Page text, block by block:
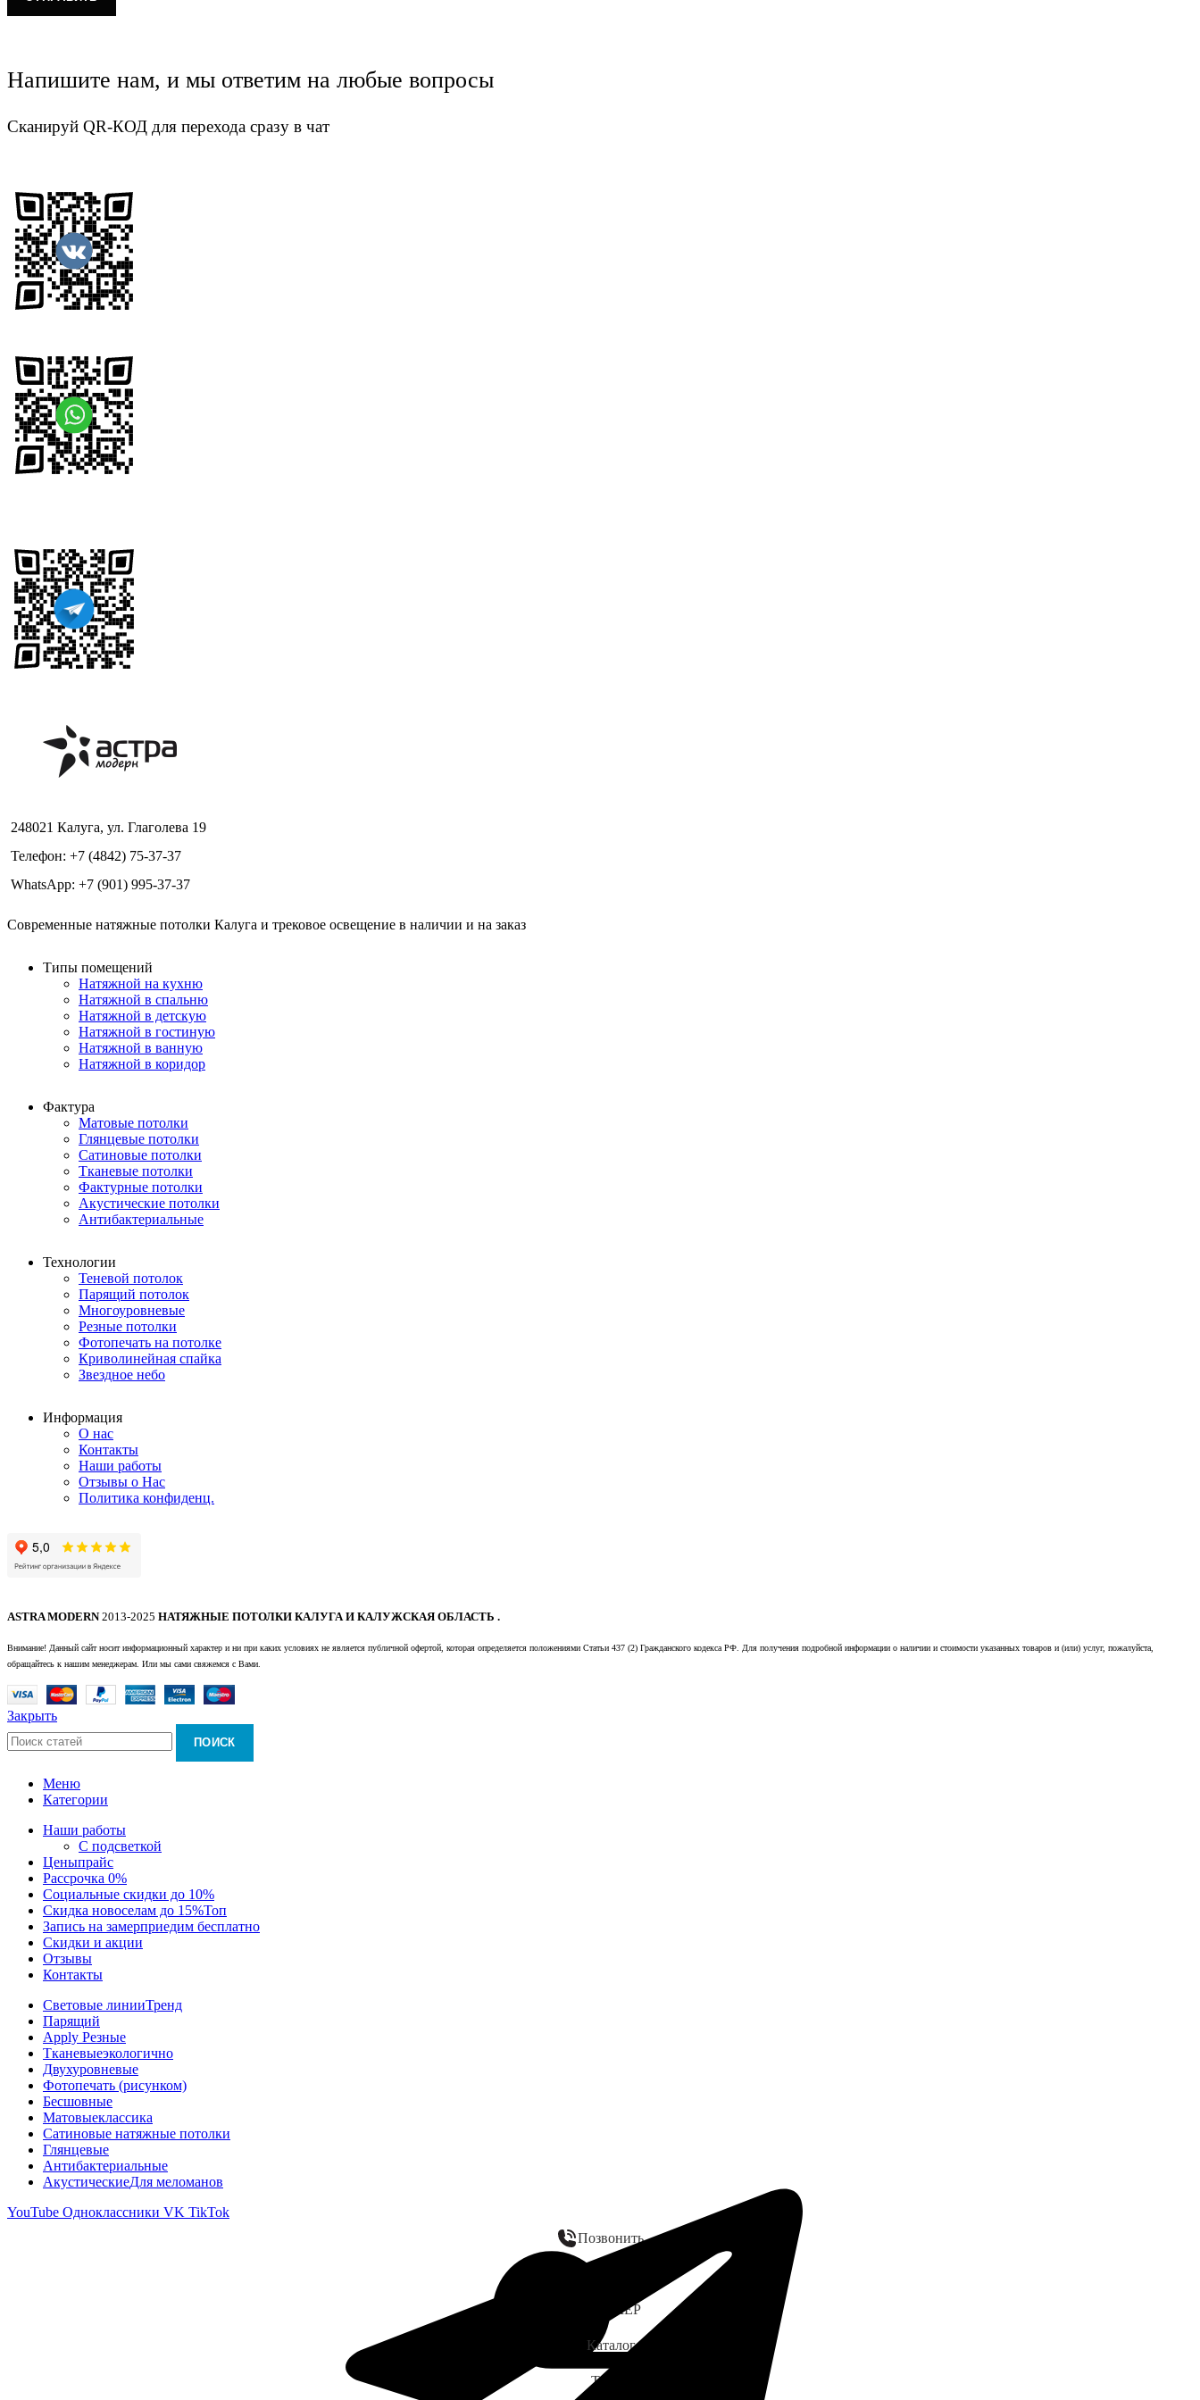
Напишите нам, и мы ответим на любые вопросы
Сканируй QR-КОД для перехода сразу в чат
248021 Калуга, ул. Глаголева 19
Телефон: +7 (4842) 75-37-37
WhatsApp: +7 (901) 995-37-37
Современные натяжные потолки Калуга и трековое освещение в наличии и на заказ
Типы помещений
Натяжной на кухню
Натяжной в спальню
Натяжной в детскую
Натяжной в гостиную
Натяжной в ванную
Натяжной в коридор
Фактура
Матовые потолки
Глянцевые потолки
Сатиновые потолки
Тканевые потолки
Фактурные потолки
Акустические потолки
Антибактериальные
Технологии
Теневой потолок
Парящий потолок
Многоуровневые
Резные потолки
Фотопечать на потолке
Криволинейная спайка
Звездное небо
Информация
О нас
Контакты
Наши работы
Отзывы о Нас
Политика конфиденц.
ASTRA MODERN2013-2025 НАТЯЖНЫЕ ПОТОЛКИ КАЛУГА И КАЛУЖСКАЯ ОБЛАСТЬ .
Внимание! Данный сайт носит информационный характер и ни при каких условиях не является публичной офертой, которая определяется положениями Статьи 437 (2) Гражданского кодекса РФ. Для получения подробной информации о наличии и стоимости указанных товаров и (или) услуг, пожалуйста,
обращайтесь к нашим менеджерам. Или мы сами свяжемся с Вами.
Закрыть
ПОИСК
Меню
Категории
Наши работы
С подсветкой
Ценыпрайс
Рассрочка 0%
Социальные скидки до 10%
Скидка новоселам до 15%Топ
Запись на замерприедим бесплатно
Скидки и акции
Отзывы
Контакты
Световые линииТренд
Парящий
Apply Резные
Тканевыеэкологично
Двухуровневые
Фотопечать (рисунком)
Бесшовные
Матовыеклассика
Сатиновые натяжные потолки
Глянцевые
Антибактериальные
АкустическиеДля меломанов
YouTube Одноклассники VK TikTok
Позвонить
ЗАМЕР
Каталог
Telegram